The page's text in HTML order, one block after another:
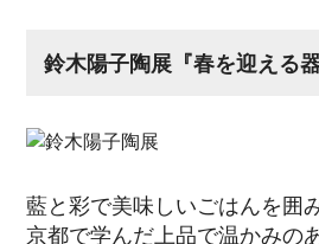
鈴木陽子陶展『春を迎える器
藍と彩で美味しいごはんを囲
京都で学んだ上品で温かみの